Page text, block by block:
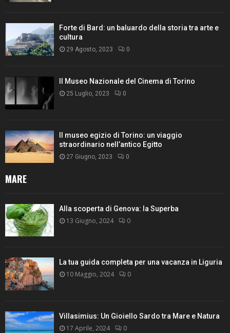
Forte di Bard: un baluardo della storia tra arte e
cultura
29 Agosto, 2023 0
Il Museo Nazionale del Cinema di Torino
25 Luglio, 2023 0
Il museo egizio di Torino: un viaggio
straordinario nell’antico Egitto
27 Giugno, 2023 0
MARE
Alla scoperta di Genova: la Superba
13 Giugno, 2024 0
La tua guida completa per una vacanza in Liguria
10 Maggio, 2024 0
Villasimius: Un Gioiello Sardo tra Mare e Natura
17 Aprile, 2024 0